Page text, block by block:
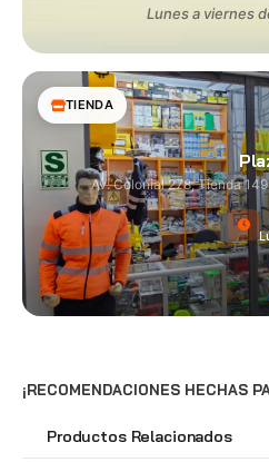
Lunes a viernes
TIENDA
Av. Colonial 278, Tienda
¡RECOMENDACIONES HECHAS
Productos Relacionados